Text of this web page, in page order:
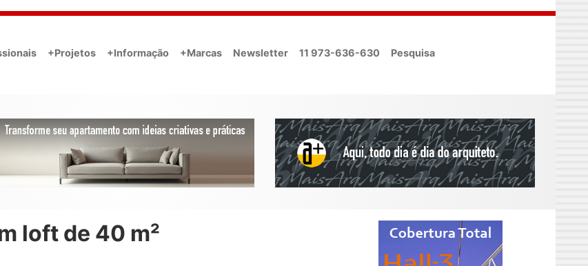
+Projetos +Informação +Marcas Newsletter 11 973-636-630 Pesquisa
loft de 40 m²